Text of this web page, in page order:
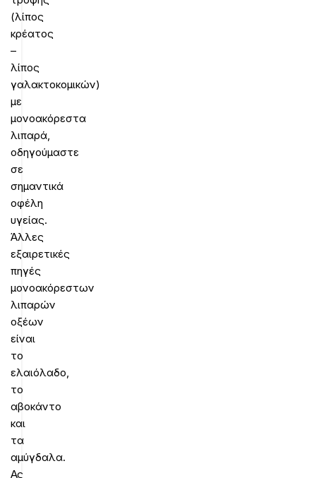
(λίπος
κρέατος
–
λίπος
γαλακτοκομικών)
με
μονοακόρεστα
λιπαρά,
οδηγούμαστε
σε
σημαντικά
οφέλη
υγείας.
Άλλες
εξαιρετικές
πηγές
μονοακόρεστων
λιπαρών
οξέων
είναι
το
ελαιόλαδο,
το
αβοκάντο
και
τα
αμύγδαλα.
Ας